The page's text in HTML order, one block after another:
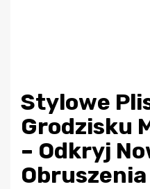
Stylowe
Grodzisku
– Odkryj